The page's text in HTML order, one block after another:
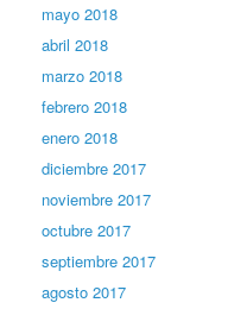
mayo 2018
abril 2018
marzo 2018
febrero 2018
enero 2018
diciembre 2017
noviembre 2017
octubre 2017
septiembre 2017
agosto 2017